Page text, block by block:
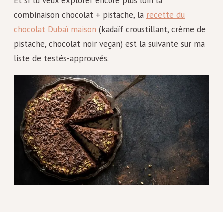
combinaison chocolat + pistache, la recette du
chocolat Dubaï maison (kadaïf croustillant, crème de
pistache, chocolat noir vegan) est la suivante sur ma
liste de testés-approuvés.